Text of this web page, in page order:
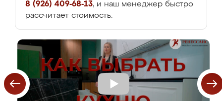
8 (926) 409-68-13, и наш менеджер быстро
рассчитает стоимость.